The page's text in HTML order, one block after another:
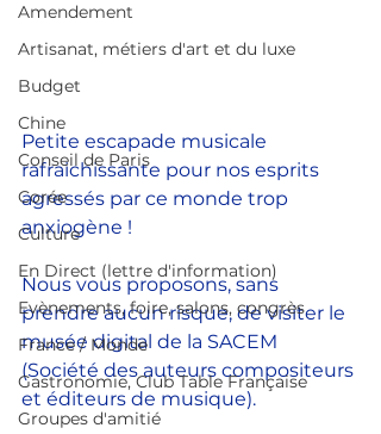
Amendement
Artisanat, métiers d'art et du luxe
Budget
Chine
Conseil de Paris
Corée
Culture
En Direct (lettre d'information)
Evènements, foire, salons, congrès
France / Monde
Gastronomie, Club Table Française
Groupes d'amitié
Petite escapade musicale
rafraichissante pour nos esprits
agressés par ce monde trop
anxiogène !
Nous vous proposons, sans
prendre aucun risque, de visiter le
musée digital de la SACEM
(Société des auteurs compositeurs
et éditeurs de musique).